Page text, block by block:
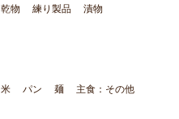
乾物 練り製品 漬物
米 パン 麺 主食：その他